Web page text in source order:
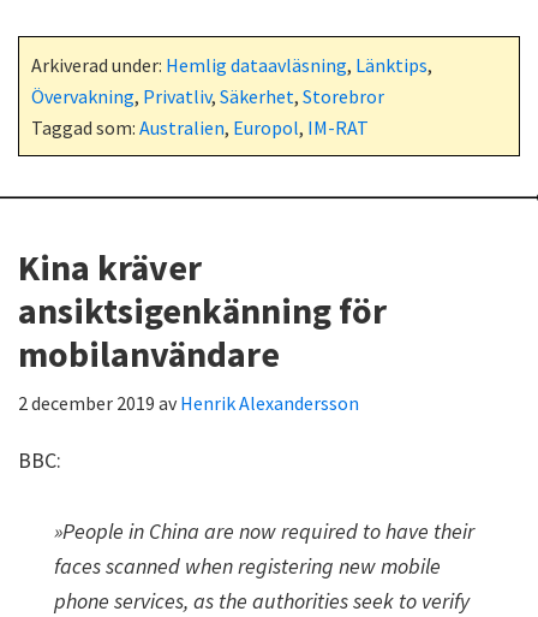
Arkiverad under: Hemlig dataavläsning, Länktips,
Övervakning, Privatliv, Säkerhet, Storebror
Taggad som: Australien, Europol, IM-RAT
Kina kräver
ansiktsigenkänning för
mobilanvändare
2 december 2019 avHenrik Alexandersson
BBC:
»People in China are now required to have their
faces scanned when registering new mobile
phone services, as the authorities seek to verify